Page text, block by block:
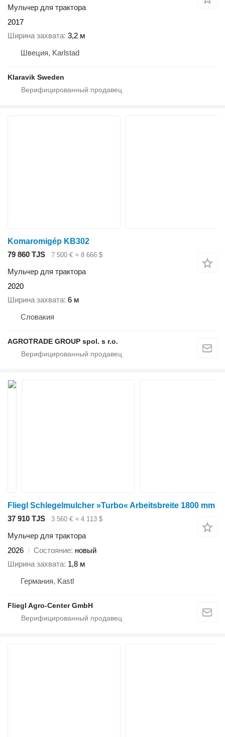
Мульчер для трактора
2017
Ширина захвата 3,2 м
Швеция, Karlstad
Klaravik Sweden
Komaromigép KB302
79 860 TJS
7 500 € ≈ 8 666 $
Мульчер для трактора
2020
Ширина захвата 6 м
Словакия
AGROTRADE GROUP spol. s r.o.
Fliegl Schlegelmulcher »Turbo« Arbeitsbreite 1800 mm
37 910 TJS
3 560 € ≈ 4 113 $
Мульчер для трактора
2026
Состояние новый
Ширина захвата 1,8 м
Германия, Kastl
Fliegl Agro-Center GmbH